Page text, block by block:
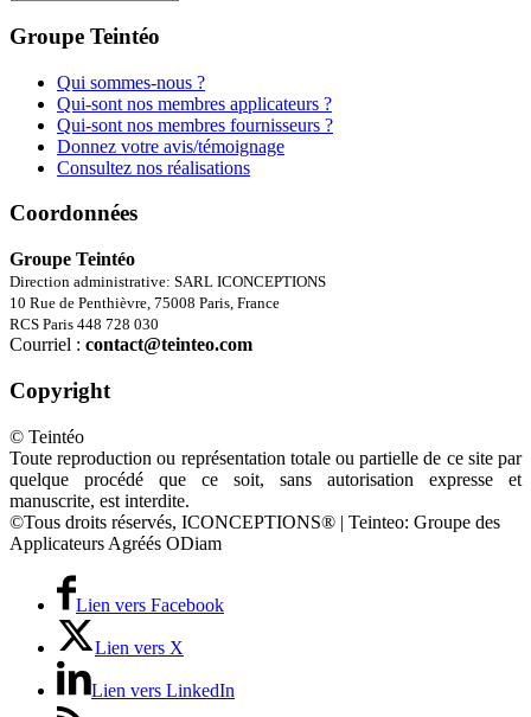
Groupe Teintéo
Qui sommes-nous ?
Qui-sont nos membres applicateurs ?
Qui-sont nos membres fournisseurs ?
Donnez votre avis/témoignage
Consultez nos réalisations
Coordonnées
Groupe Teintéo
Direction administrative: SARL ICONCEPTIONS
10 Rue de Penthièvre, 75008 Paris, France
RCS Paris 448 728 030
Courriel : contact@teinteo.com
Copyright
© Teintéo
Toute reproduction ou représentation totale ou partielle de ce site par
quelque procédé que ce soit, sans autorisation expresse et
manuscrite, est interdite.
©Tous droits réservés, ICONCEPTIONS® | Teinteo: Groupe des
Applicateurs Agréés ODiam
Lien vers Facebook
Lien vers X
Lien vers LinkedIn